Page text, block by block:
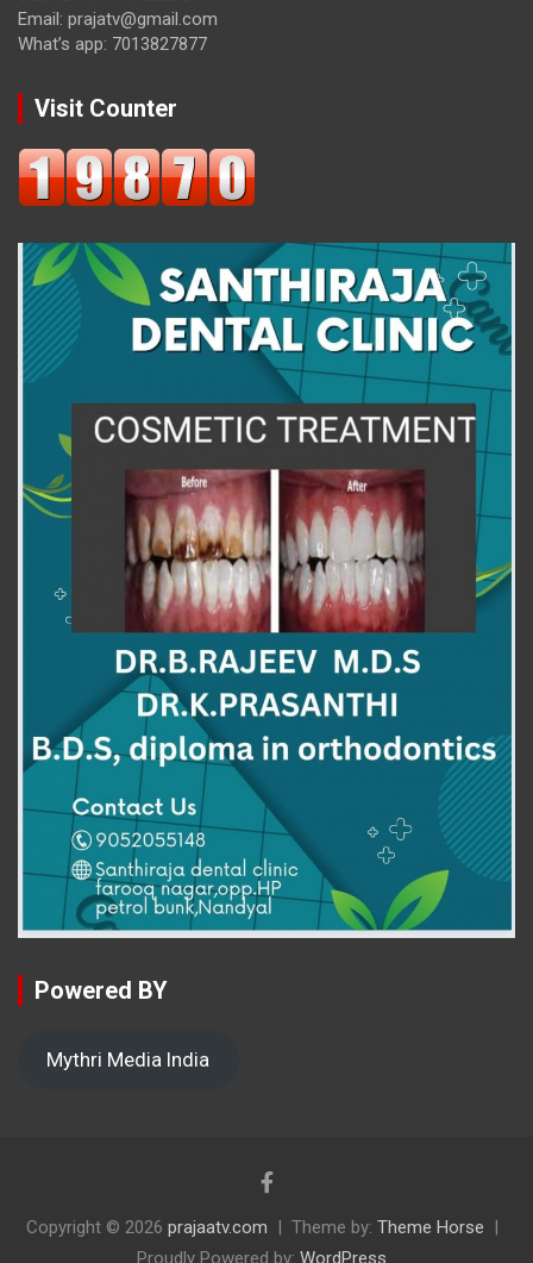
Email: prajatv@gmail.com
What’s app: 7013827877
Visit Counter
Powered BY
Mythri Media India
Copyright © 2026 prajaatv.com Theme by: Theme Horse
Proudly Powered by: WordPress